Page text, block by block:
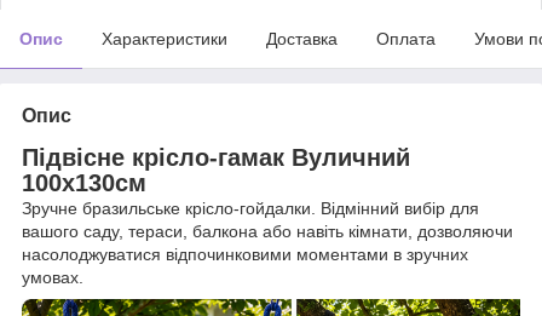
Опис Характеристики Доставка Оплата Умови
Опис
Підвісне крісло-гамак Вуличний
100x130см
Зручне бразильське крісло-гойдалки. Відмінний вибір для
вашого саду, тераси, балкона або навіть кімнати, дозволяючи
насолоджуватися відпочинковими моментами в зручних
умовах.